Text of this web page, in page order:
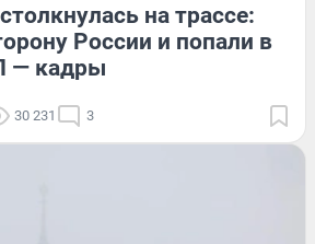
на трассе:
России и попали в
— кадры
30 231 3